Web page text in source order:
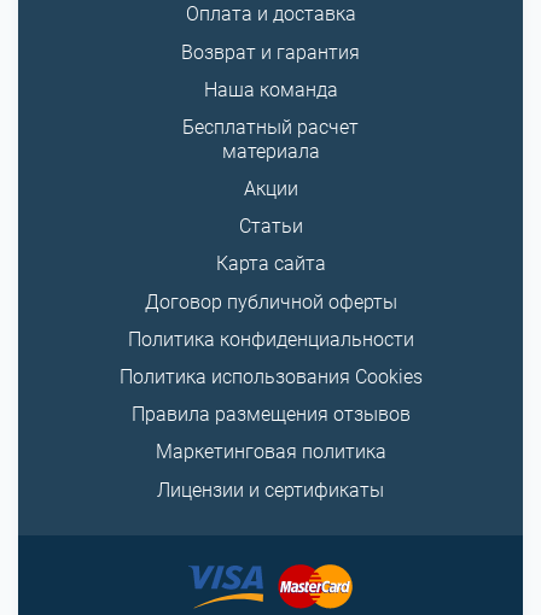
Оплата и доставка
Возврат и гарантия
Наша команда
Бесплатный расчет
материала
Акции
Статьи
Карта сайта
Договор публичной оферты
Политика конфиденциальности
Политика использования Cookies
Правила размещения отзывов
Маркетинговая политика
Лицензии и сертификаты